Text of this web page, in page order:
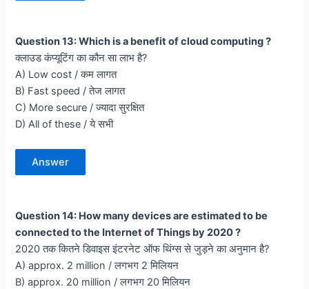
Question 13: Which is a benefit of cloud computing ?
क्लाउड कंप्यूटिंग का कौन सा लाभ है?
A) Low cost / कम लागत
B) Fast speed / तेज लागत
C) More secure / ज्यादा सुरक्षित
D) All of these / ये सभी
Answer
Question 14: How many devices are estimated to be
connected to the Internet of Things by 2020 ?
2020 तक कितने डिवाइस इंटरनेट ऑफ थिंग्स से जुड़ने का अनुमान है?
A) approx. 2 million / लगभग 2 मिलियन
B) approx. 20 million / लगभग 20 मिलियन